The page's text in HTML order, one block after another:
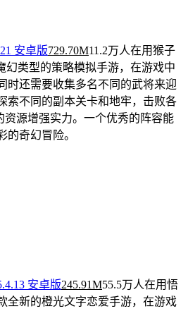
安卓版729.70M11.2万人在用猴子
幻类型的策略模拟手游，在游戏中
时还需要收集多名不同的武将来迎
索不同的副本关卡和地牢，击败各
资源增强实力。一个优秀的阵容能
的奇幻冒险。
安卓版245.91M55.5万人在用悟
全新的橙光文字恋爱手游，在游戏